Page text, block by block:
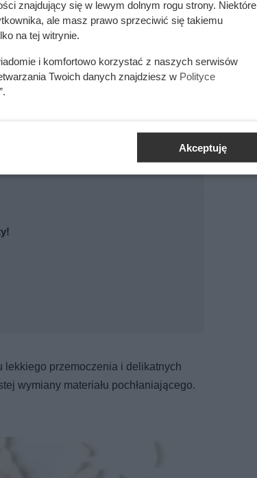
się w awaryjnych sytuacjach,
polecana przy obuwiu z tkanin,
a następnie wsyp do niego grubą
ziarnami, ale nie zakopane
czasie ryż pochłonie nadmiar wilgoci z
lekkiego przemoczenia i delikatnych
wymiany materiału pochłaniającego.
znajdujący się w lewym dolnym rogu strony. Niektóre
ale masz prawo sprzeciwić się takiemu
na tej witrynie.
i komfortowo korzystać z naszych serwisów
Twoich danych znajdziesz w Polityce
Akceptuję